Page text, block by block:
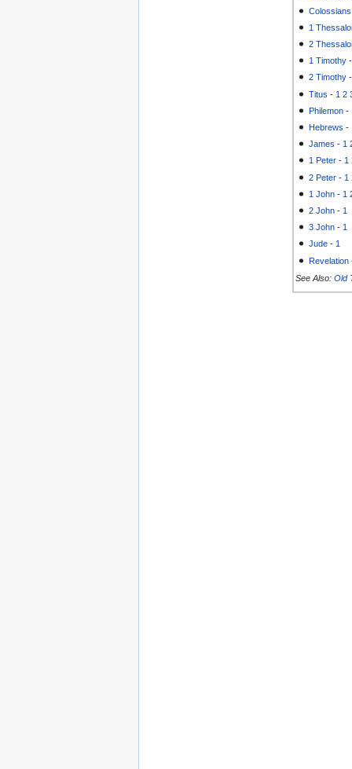
Colossians
1
2
1 Timothy
2 Timothy
Titus - 1 2
Philemon -
Hebrews -
James - 1
1 Peter -1
2 Peter - 1
1 John - 1
2 John - 1
3 John - 1
Jude -1
Revelation
See Also: Old